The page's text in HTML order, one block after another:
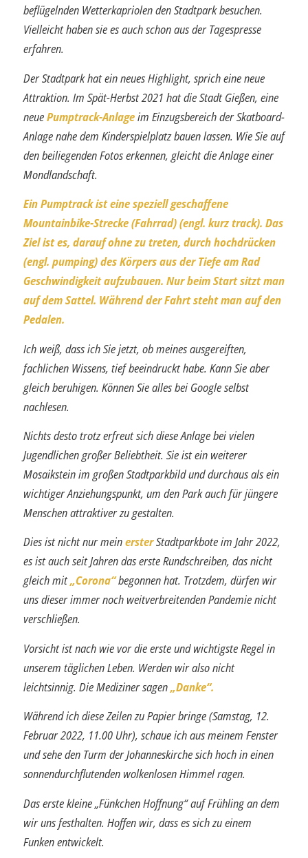
beflügelnden Wetterkapriolen den Stadtpark besuchen.
Vielleicht haben sie es auch schon aus der Tagespresse
erfahren.
Der Stadtpark hat ein neues Highlight, sprich eine neue
Attraktion. Im Spät-Herbst 2021 hat die Stadt Gießen, eine
neuePumptrack-Anlageim Einzugsbereich der Skatboard-
Anlage nahe dem Kinderspielplatz bauen lassen. Wie Sie auf
den bei­liegenden Fotos erkennen, gleicht die Anlage einer
Mondlandschaft.
Ein Pumptrack ist eine speziell geschaffene
Mountainbike-Strecke (Fahrrad) (engl. kurz track). Das
Ziel ist es, darauf ohne zu treten, durch hochdrücken
(engl. pumping) des Körpers aus der Tiefe am Rad
Geschwindigkeit aufzu­bauen. Nur beim Start sitzt man
auf dem Sattel. Während der Fahrt steht man auf den
Pedalen.
Ich weiß, dass ich Sie jetzt, ob meines ausgereiften,
fachlichen Wissens, tief beeindruckt habe. Kann Sie aber
gleich beruhigen. Können Sie alles bei Google selbst
nachlesen.
Nichts desto trotz erfreut sich diese Anlage bei vielen
Jugendlichen großer Beliebt­heit. Sie ist ein weiterer
Mosaikstein im großen Stadtparkbild und durchaus als ein
wichtiger Anziehungspunkt, um den Park auch für jüngere
Menschen attraktiver zu gestalten.
Dies ist nicht nur meinersterStadtparkbote im Jahr 2022,
es ist auch seit Jahren das erste Rundschreiben, das nicht
gleich mit„Corona“begonnen hat. Trotzdem, dürfen wir
uns dieser immer noch weitverbreitenden Pandemie nicht
verschließen.
Vorsicht ist nach wie vor die erste und wichtigste Regel in
unserem täglichen Leben. Werden wir also nicht
leichtsinnig. Die Mediziner sagen„Danke“.
Während ich diese Zeilen zu Papier bringe (Samstag, 12.
Februar 2022, 11.00 Uhr), schaue ich aus meinem Fenster
und sehe den Turm der Johanneskirche sich hoch in einen
sonnendurchflutenden wolkenlosen Himmel ragen.
Das erste kleine „Fünkchen Hoffnung“ auf Frühling an dem
wir uns festhalten. Hoffen wir, dass es sich zu einem
Funken entwickelt.